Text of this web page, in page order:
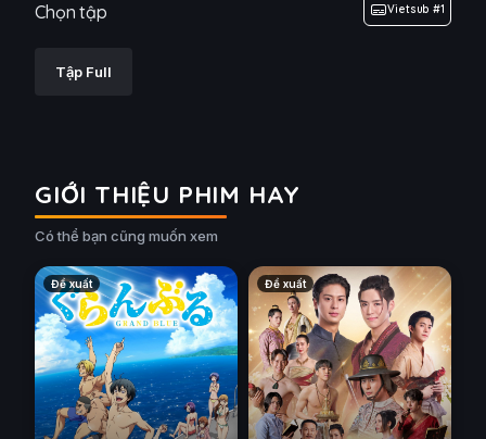
Chọn tập Vietsub #1
Tập Full
GIỚI THIỆU PHIM HAY
Có thể bạn cũng muốn xem
Đề xuất Đề xuất